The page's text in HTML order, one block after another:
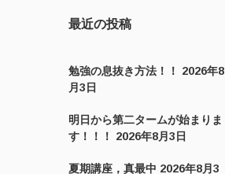
最近の投稿
勉強の息抜き方法！！
2026年8
月3日
明日から第二タームが始まりま
す！！！
2026年8月3日
夏期講座，真最中 2026年8月3